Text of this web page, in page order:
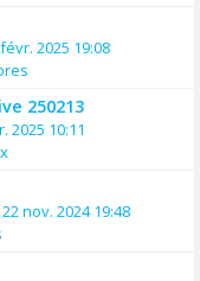
2025 19:08
250213
2025 10:11
22 nov. 2024 19:48